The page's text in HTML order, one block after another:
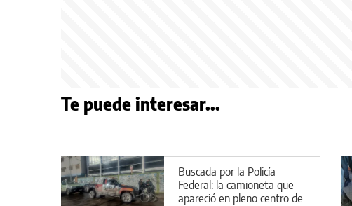
Te puede interesar...
Buscada por la Policía
Federal: la camioneta que
apareció en pleno centro de